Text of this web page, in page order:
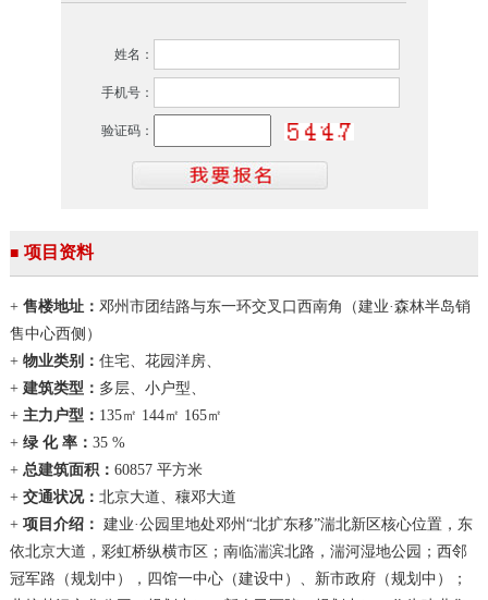
姓名：
手机号：
验证码：
■ 项目资料
+ 售楼地址： 邓州市团结路与东一环交叉口西南角（建业·森林半岛销
售中心西侧）
+ 物业类别： 住宅、花园洋房、
+ 建筑类型： 多层、小户型、
+ 主力户型： 135㎡ 144㎡ 165㎡
+ 绿 化 率： 35 %
+ 总建筑面积： 60857 平方米
+ 交通状况： 北京大道、穰邓大道
+ 项目介绍： 建业·公园里地处邓州“北扩东移”湍北新区核心位置，东
依北京大道，彩虹桥纵横市区；南临湍滨北路，湍河湿地公园；西邻
冠军路（规划中），四馆一中心（建设中）、新市政府（规划中）；